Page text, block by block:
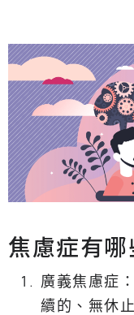
焦慮症有哪
廣義焦慮症
續的、無休